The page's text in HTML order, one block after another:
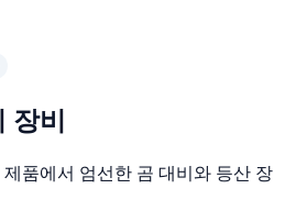
장비
품에서 엄선한 곰 대비와 등산 장